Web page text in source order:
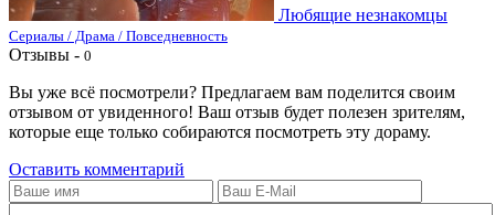
Любящие незнакомцы
Сериалы / Драма / Повседневность
Отзывы - 0
Вы уже всё посмотрели? Предлагаем вам поделится своим
отзывом от увиденного! Ваш отзыв будет полезен зрителям,
которые еще только собираются посмотреть эту дораму.
Оставить комментарий